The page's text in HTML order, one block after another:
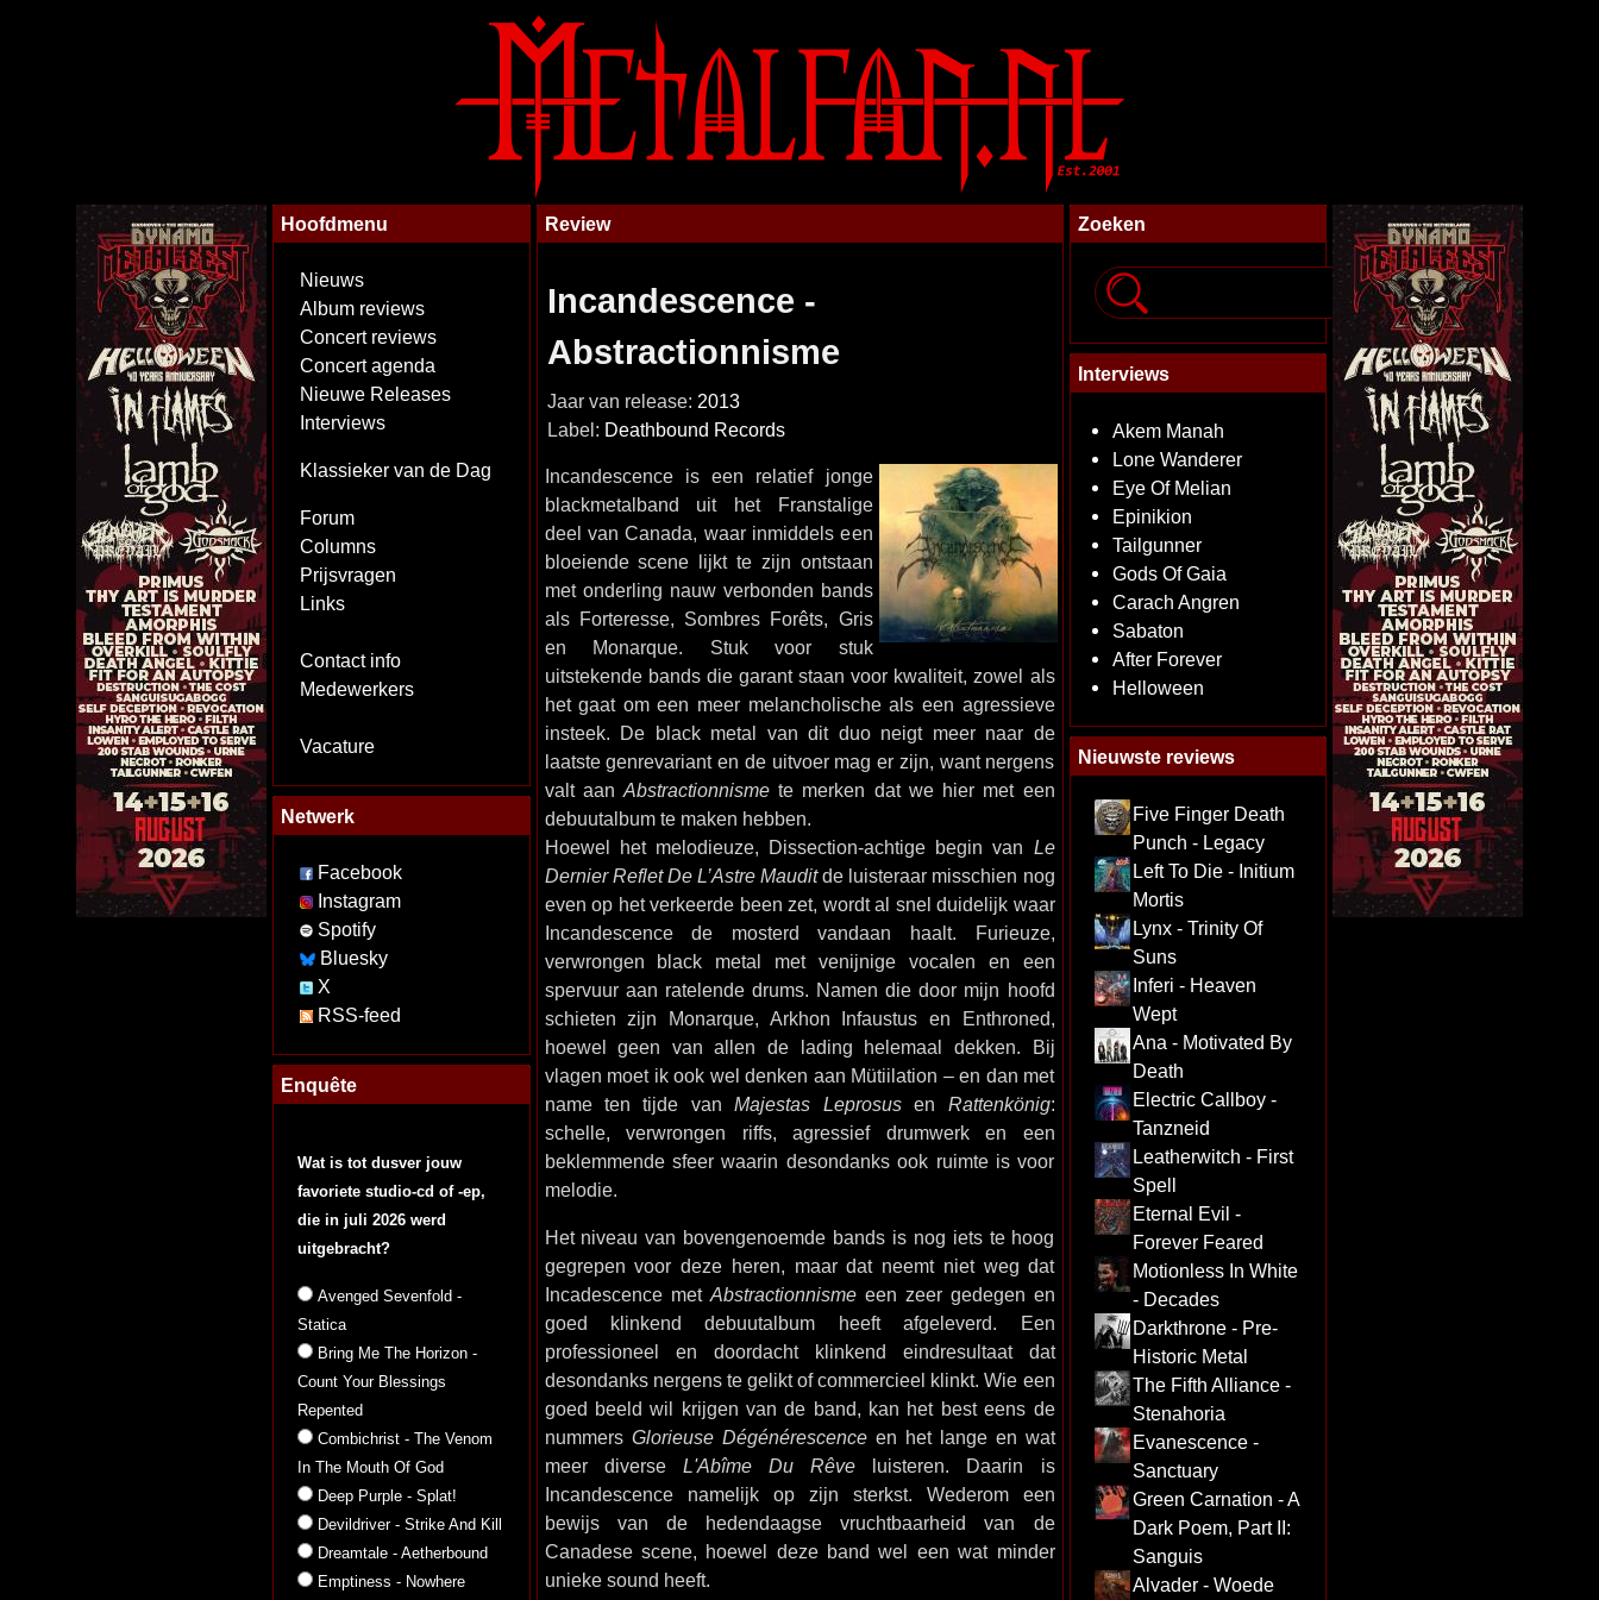
Hoofdmenu
Nieuws
Album reviews
Concert reviews
Concert agenda
Nieuwe Releases
Interviews
Klassieker van de Dag
Forum
Columns
Prijsvragen
Links
Contact info
Medewerkers
Vacature
Netwerk
Facebook
Instagram
Spotify
Bluesky
X
RSS-feed
Enquête
Wat is tot dusver jouw
favoriete studio-cd of -ep,
die in juli 2026 werd
uitgebracht?
Avenged Sevenfold -
Statica
Bring Me The Horizon -
Count Your Blessings
Repented
Combichrist - The Venom
In The Mouth Of God
Deep Purple - Splat!
Devildriver - Strike And Kill
Dreamtale - Aetherbound
Emptiness - Nowhere
Review
Incandescence -
Abstractionnisme
Jaar van release: 2013
Label: Deathbound Records
Incandescence is een relatief jonge
blackmetalband uit het Franstalige
deel van Canada, waar inmiddels een
bloeiende scene lijkt te zijn ontstaan
met onderling nauw verbonden bands
als Forteresse, Sombres Forêts, Gris
en Monarque. Stuk voor stuk
uitstekende bands die garant staan voor kwaliteit, zowel als
het gaat om een meer melancholische als een agressieve
insteek. De black metal van dit duo neigt meer naar de
laatste genrevariant en de uitvoer mag er zijn, want nergens
valt aan Abstractionnismete merken dat we hier met een
debuutalbum te maken hebben.
Hoewel het melodieuze, Dissection-achtige begin van Le
Dernier Reflet De L’Astre Mauditde luisteraar misschien nog
even op het verkeerde been zet, wordt al snel duidelijk waar
Incandescence de mosterd vandaan haalt. Furieuze,
verwrongen black metal met venijnige vocalen en een
spervuur aan ratelende drums. Namen die door mijn hoofd
schieten zijn Monarque, Arkhon Infaustus en Enthroned,
hoewel geen van allen de lading helemaal dekken. Bij
vlagen moet ik ook wel denken aan Mütiilation – en dan met
name ten tijde vanMajestas Leprosusen Rattenkönig:
schelle, verwrongen riffs, agressief drumwerk en een
beklemmende sfeer waarin desondanks ook ruimte is voor
melodie.
Het niveau van bovengenoemde bands is nog iets te hoog
gegrepen voor deze heren, maar dat neemt niet weg dat
Incadescence met Abstractionnismeeen zeer gedegen en
goed klinkend debuutalbum heeft afgeleverd. Een
professioneel en doordacht klinkend eindresultaat dat
desondanks nergens te gelikt of commercieel klinkt. Wie een
goed beeld wil krijgen van de band, kan het best eens de
nummers Glorieuse Dégénérescenceen het lange en wat
meer diverse L'Abîme Du Rêve luisteren. Daarin is
Incandescence namelijk op zijn sterkst. Wederom een
bewijs van de hedendaagse vruchtbaarheid van de
Canadese scene, hoewel deze band wel een wat minder
unieke sound heeft.
Zoeken
Interviews
Akem Manah
Lone Wanderer
Eye Of Melian
Epinikion
Tailgunner
Gods Of Gaia
Carach Angren
Sabaton
After Forever
Helloween
Nieuwste reviews
Five Finger Death
Punch - Legacy
Left To Die - Initium
Mortis
Lynx - Trinity Of
Suns
Inferi - Heaven
Wept
Ana - Motivated By
Death
Electric Callboy -
Tanzneid
Leatherwitch - First
Spell
Eternal Evil -
Forever Feared
Motionless In White
- Decades
Darkthrone - Pre-
Historic Metal
The Fifth Alliance -
Stenahoria
Evanescence -
Sanctuary
Green Carnation - A
Dark Poem, Part II:
Sanguis
Alvader - Woede